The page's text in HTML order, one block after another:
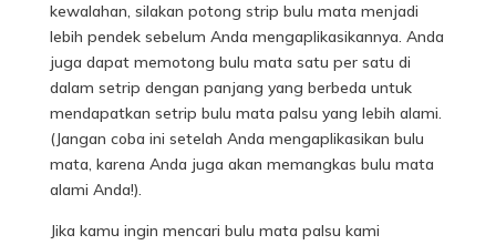
kewalahan, silakan potong strip bulu mata menjadi
lebih pendek sebelum Anda mengaplikasikannya. Anda
juga dapat memotong bulu mata satu per satu di
dalam setrip dengan panjang yang berbeda untuk
mendapatkan setrip bulu mata palsu yang lebih alami.
(Jangan coba ini setelah Anda mengaplikasikan bulu
mata, karena Anda juga akan memangkas bulu mata
alami Anda!).
Jika kamu ingin mencari bulu mata palsu kami